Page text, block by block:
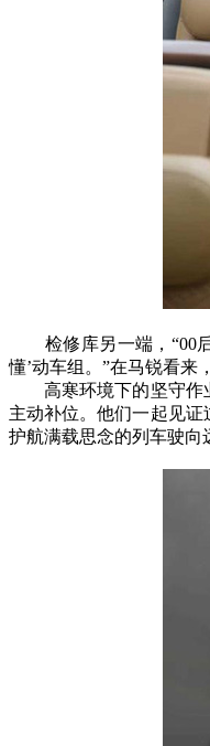
检修库另一端，“00后
懂’动车组。”在马锐看
高寒环境下的坚守作业
主动补位。他们一起见
护航满载思念的列车驶向